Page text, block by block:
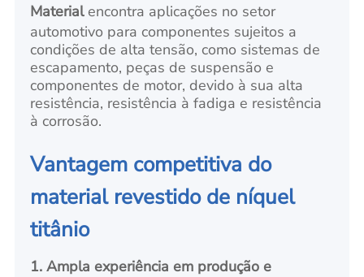
Materialencontra aplicações no setor
automotivo para componentes sujeitos a
condições de alta tensão, como sistemas de
escapamento, peças de suspensão e
componentes de motor, devido à sua alta
resistência, resistência à fadiga e resistência
à corrosão.
Vantagem competitiva do
material revestido de níquel
titânio
1. Ampla experiência em produção e